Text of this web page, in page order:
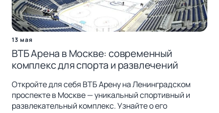
13 мая
ВТБ Арена в Москве: современный
комплекс для спорта и развлечений
Откройте для себя ВТБ Арену на Ленинградском
проспекте в Москве — уникальный спортивный и
развлекательный комплекс. Узнайте о его